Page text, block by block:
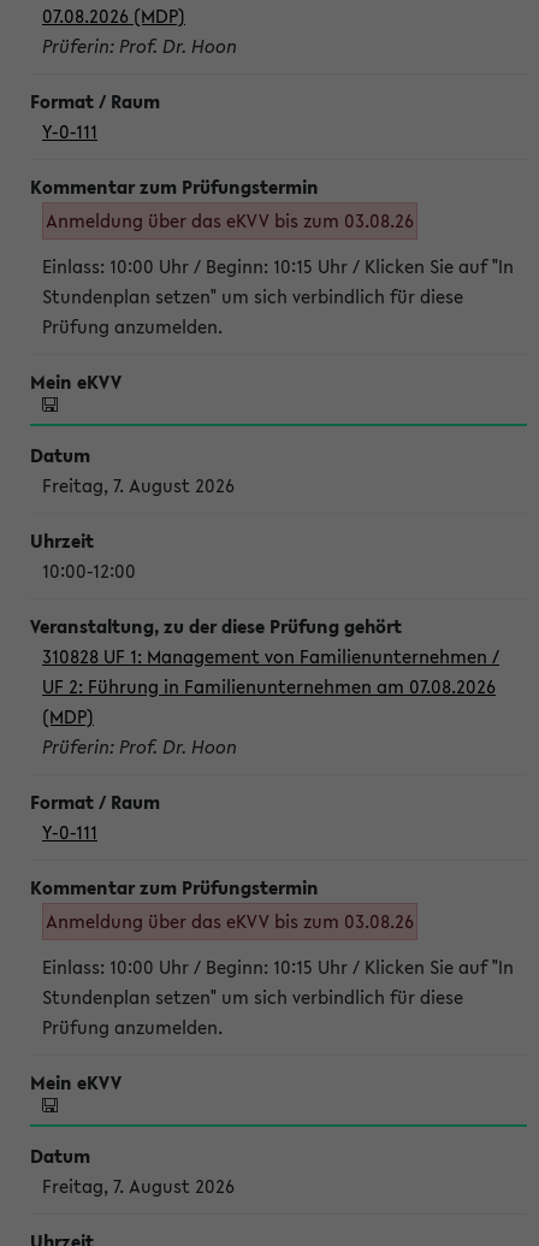
07.08.2026 (MDP)
Prüferin: Prof. Dr. Hoon
Y-0-111
Anmeldung über das eKVV bis zum 03.08.26
Einlass: 10:00 Uhr / Beginn: 10:15 Uhr / Klicken Sie auf "In
Stundenplan setzen" um sich verbindlich für diese
Prüfung anzumelden.
Freitag, 7. August 2026
10:00-12:00
310828 UF 1: Management von Familienunternehmen /
UF 2: Führung in Familienunternehmen am 07.08.2026
(MDP)
Prüferin: Prof. Dr. Hoon
Y-0-111
Anmeldung über das eKVV bis zum 03.08.26
Einlass: 10:00 Uhr / Beginn: 10:15 Uhr / Klicken Sie auf "In
Stundenplan setzen" um sich verbindlich für diese
Prüfung anzumelden.
Freitag, 7. August 2026